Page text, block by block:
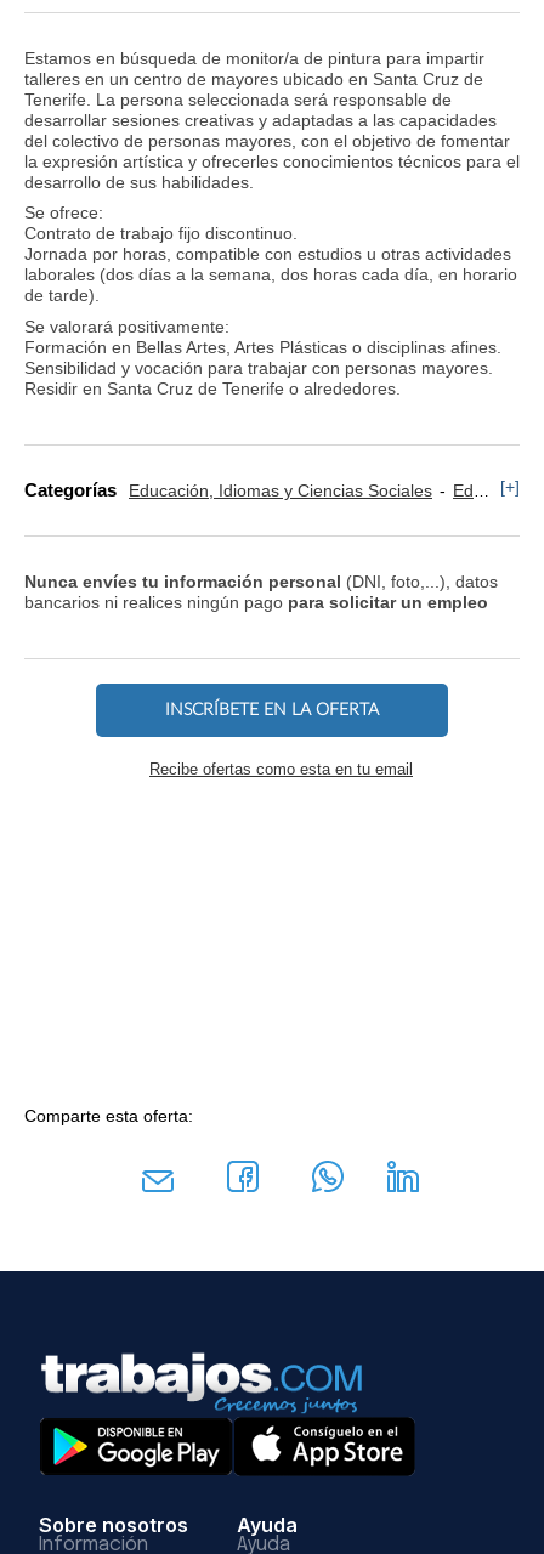
Estamos en búsqueda de monitor/a de pintura para impartir
talleres en un centro de mayores ubicado en Santa Cruz de
Tenerife. La persona seleccionada será responsable de
desarrollar sesiones creativas y adaptadas a las capacidades
del colectivo de personas mayores, con el objetivo de fomentar
la expresión artística y ofrecerles conocimientos técnicos para el
desarrollo de sus habilidades.
Se ofrece:
Contrato de trabajo fijo discontinuo.
Jornada por horas, compatible con estudios u otras actividades
laborales (dos días a la semana, dos horas cada día, en horario
de tarde).
Se valorará positivamente:
Formación en Bellas Artes, Artes Plásticas o disciplinas afines.
Sensibilidad y vocación para trabajar con personas mayores.
Residir en Santa Cruz de Tenerife o alrededores.
Categorías Educación, Idiomas y Ciencias Sociales Educación, Magisterio y Pedagogía [+]
Nunca envíes tu información personal (DNI, foto,...), datos
bancarios ni realices ningún pago para solicitar un empleo
INSCRÍBETE EN LA OFERTA
Recibe ofertas como esta en tu email
Comparte esta oferta:
Sobre nosotros
Información
Ayuda
Ayuda